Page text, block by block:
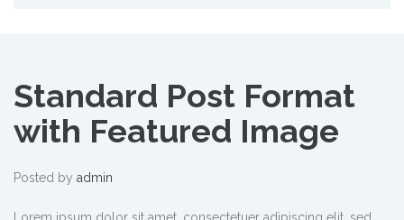
Standard Post Format
with Featured Image
Posted by admin